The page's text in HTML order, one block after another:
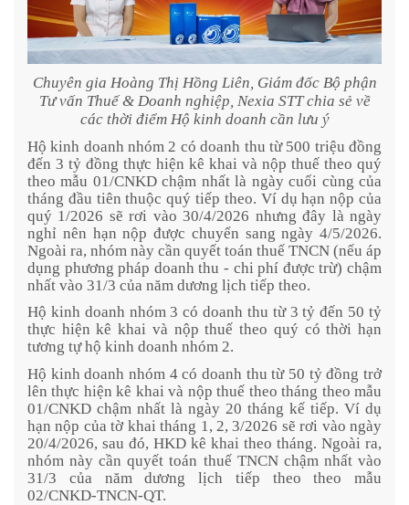
Chuyên gia Hoàng Thị Hồng Liên, Giám đốc Bộ phận
Tư vấn Thuế & Doanh nghiệp, Nexia STT chia sẻ về
các thời điểm Hộ kinh doanh cần lưu ý
Hộ kinh doanh nhóm 2 có doanh thu từ 500 triệu đồng
đến 3 tỷ đồng thực hiện kê khai và nộp thuế theo quý
theo mẫu 01/CNKD chậm nhất là ngày cuối cùng của
tháng đầu tiên thuộc quý tiếp theo. Ví dụ hạn nộp của
quý 1/2026 sẽ rơi vào 30/4/2026 nhưng đây là ngày
nghỉ nên hạn nộp được chuyển sang ngày 4/5/2026.
Ngoài ra, nhóm này cần quyết toán thuế TNCN (nếu áp
dụng phương pháp doanh thu - chi phí được trừ) chậm
nhất vào 31/3 của năm dương lịch tiếp theo.
Hộ kinh doanh nhóm 3 có doanh thu từ 3 tỷ đến 50 tỷ
thực hiện kê khai và nộp thuế theo quý có thời hạn
tương tự hộ kinh doanh nhóm 2.
Hộ kinh doanh nhóm 4 có doanh thu từ 50 tỷ đồng trở
lên thực hiện kê khai và nộp thuế theo tháng theo mẫu
01/CNKD chậm nhất là ngày 20 tháng kế tiếp. Ví dụ
hạn nộp của tờ khai tháng 1, 2, 3/2026 sẽ rơi vào ngày
20/4/2026, sau đó, HKD kê khai theo tháng. Ngoài ra,
nhóm này cần quyết toán thuế TNCN chậm nhất vào
31/3 của năm dương lịch tiếp theo theo mẫu
02/CNKD-TNCN-QT.